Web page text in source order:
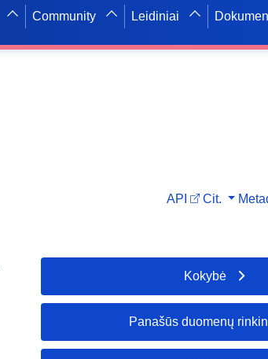
Community Leidiniai
API Cit.
Kokybė
Panašūs duomenų